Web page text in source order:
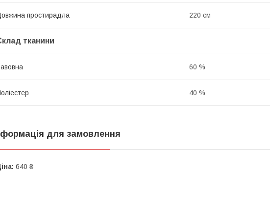
простирадла 220 см
тканини
60 %
40 %
для замовлення
640 ₴